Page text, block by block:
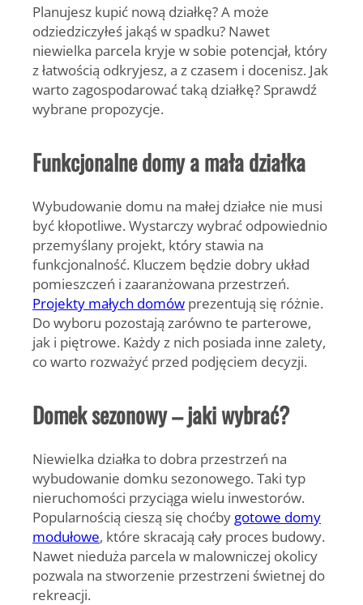
Planujesz kupić nową działkę? A może
odziedziczyłeś jakąś w spadku? Nawet
niewielka parcela kryje w sobie potencjał, który
z łatwością odkryjesz, a z czasem i docenisz. Jak
warto zagospodarować taką działkę? Sprawdź
wybrane propozycje.
Funkcjonalne domy a mała działka
Wybudowanie domu na małej działce nie musi
być kłopotliwe. Wystarczy wybrać odpowiednio
przemyślany projekt, który stawia na
funkcjonalność. Kluczem będzie dobry układ
pomieszczeń i zaaranżowana przestrzeń.
Projekty małych domów prezentują się różnie.
Do wyboru pozostają zarówno te parterowe,
jak i piętrowe. Każdy z nich posiada inne zalety,
co warto rozważyć przed podjęciem decyzji.
Domek sezonowy – jaki wybrać?
Niewielka działka to dobra przestrzeń na
wybudowanie domku sezonowego. Taki typ
nieruchomości przyciąga wielu inwestorów.
Popularnością cieszą się choćby gotowe domy
modułowe, które skracają cały proces budowy.
Nawet nieduża parcela w malowniczej okolicy
pozwala na stworzenie przestrzeni świetnej do
rekreacji.